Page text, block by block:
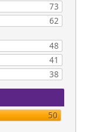
73
62
48
41
38
50